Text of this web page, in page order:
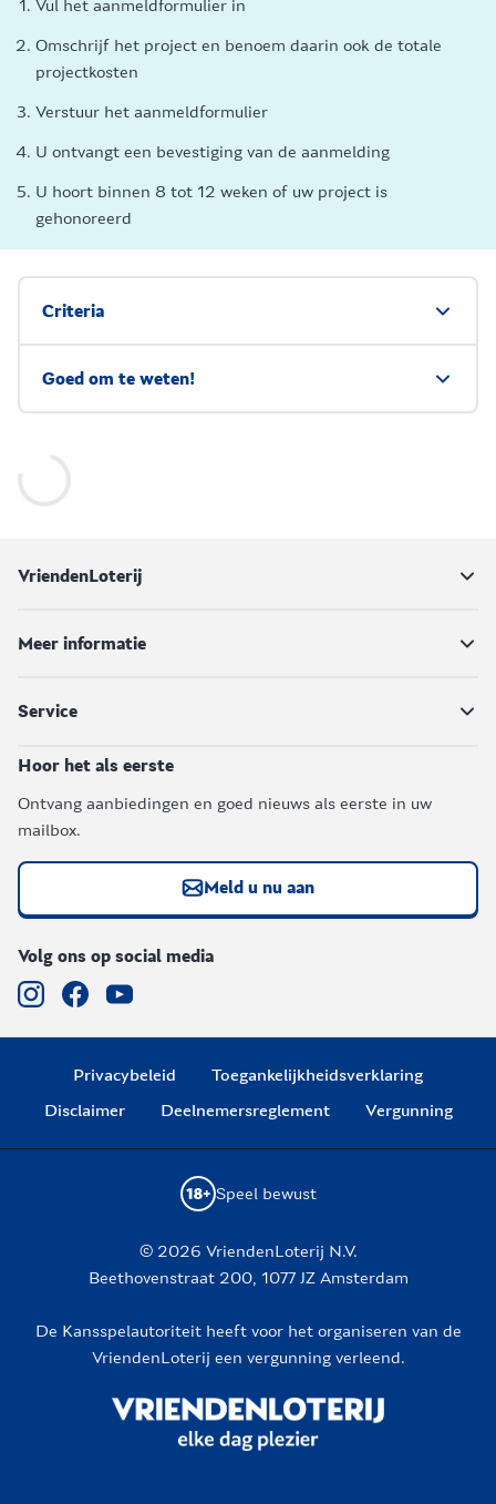
Vul het aanmeldformulier in
Omschrijf het project en benoem daarin ook de totale
projectkosten
Verstuur het aanmeldformulier
U ontvangt een bevestiging van de aanmelding
U hoort binnen 8 tot 12 weken of uw project is
gehonoreerd
Criteria
Goed om te weten!
Loading...
VriendenLoterij
Meer informatie
Service
Hoor het als eerste
Ontvang aanbiedingen en goed nieuws als eerste in uw
mailbox.
Meld u nu aan
Volg ons op social media
Privacybeleid
Toegankelijkheidsverklaring
Disclaimer
Deelnemersreglement Vergunning
Speel bewust
© 2026 VriendenLoterij N.V.
Beethovenstraat 200, 1077 JZ Amsterdam
De Kansspelautoriteit heeft voor het organiseren van de
VriendenLoterij een vergunning verleend.